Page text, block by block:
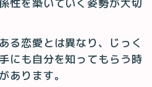
性を築いていく姿勢が大切
る恋愛とは異なり、じっく
にも自分を知ってもらう時
あります。